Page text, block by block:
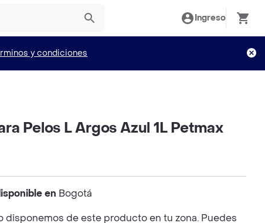
Ingreso
y condiciones
Pelos L Argos Azul 1L Petmax
en Bogotá
disponemos de este producto en tu zona. Puedes